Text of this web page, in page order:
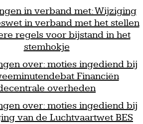
in verband met: Wijziging
in verband met het stellen
regels voor bijstand in het
stemhokje
over: moties ingediend bij
Financiën
overheden
over: moties ingediend bij
van de Luchtvaartwet BES